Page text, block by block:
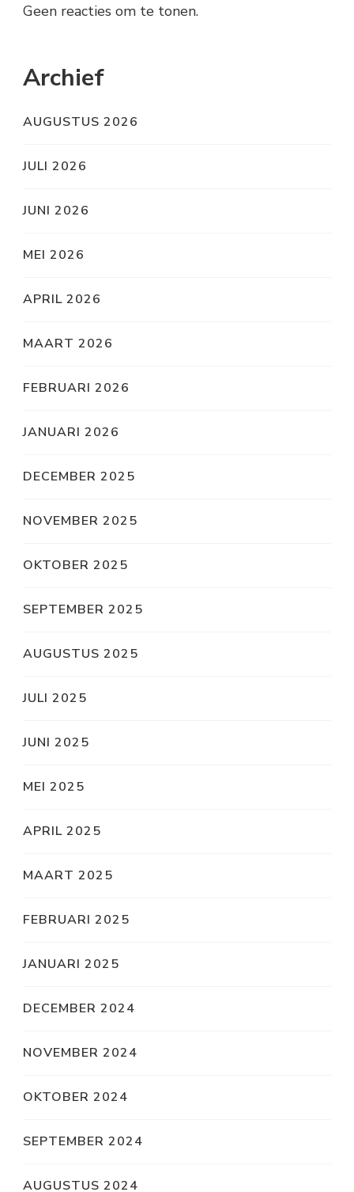
Geen reacties om te tonen.
Archief
AUGUSTUS 2026
JULI 2026
JUNI 2026
MEI 2026
APRIL 2026
MAART 2026
FEBRUARI 2026
JANUARI 2026
DECEMBER 2025
NOVEMBER 2025
OKTOBER 2025
SEPTEMBER 2025
AUGUSTUS 2025
JULI 2025
JUNI 2025
MEI 2025
APRIL 2025
MAART 2025
FEBRUARI 2025
JANUARI 2025
DECEMBER 2024
NOVEMBER 2024
OKTOBER 2024
SEPTEMBER 2024
AUGUSTUS 2024